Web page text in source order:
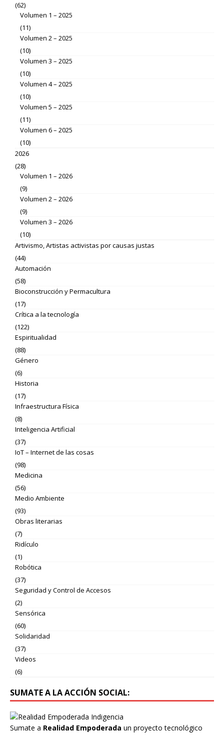
(62)
Volumen 1 – 2025
(11)
Volumen 2 – 2025
(10)
Volumen 3 – 2025
(10)
Volumen 4 – 2025
(10)
Volumen 5 – 2025
(11)
Volumen 6 – 2025
(10)
2026
(28)
Volumen 1 – 2026
(9)
Volumen 2 – 2026
(9)
Volumen 3 – 2026
(10)
Artivismo, Artistas activistas por causas justas
(44)
Automación
(58)
Bioconstrucción y Permacultura
(17)
Crítica a la tecnología
(122)
Espiritualidad
(88)
Género
(6)
Historia
(17)
Infraestructura Física
(8)
Inteligencia Artificial
(37)
IoT – Internet de las cosas
(98)
Medicina
(56)
Medio Ambiente
(93)
Obras literarias
(7)
Ridículo
(1)
Robótica
(37)
Seguridad y Control de Accesos
(2)
Sensórica
(60)
Solidaridad
(37)
Videos
(6)
SUMATE A LA ACCIÓN SOCIAL:
Sumate a Realidad Empoderada un proyecto tecnológico